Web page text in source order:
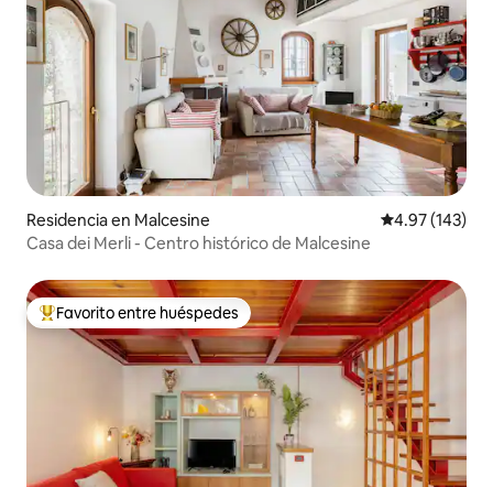
Residencia en Malcesine Calificación
4.97 (143)
Casa dei Merli - Centro histórico de Malcesine
De los mejores en Favorito entre huéspedes
Favorito entre huéspedes